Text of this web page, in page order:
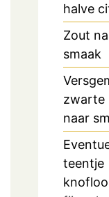
halve
Zout
smaak
zwarte
naar
teentje